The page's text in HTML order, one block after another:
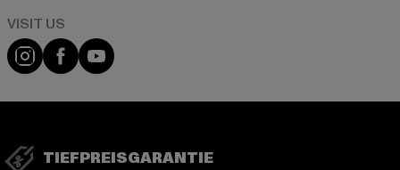
Visit our Instagram page:
Visit our Facebook page:
Visit our YouTube channel:
TIEFPREISGARANTIE